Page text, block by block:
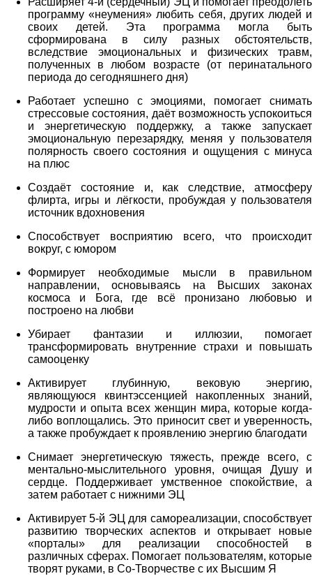
программу «неумения» любить себя, других людей и
своих детей. Эта программа могла быть
сформирована в силу разных обстоятельств,
вследствие эмоциональных и физических травм,
полученных в любом возрасте (от перинатального
периода до сегодняшнего дня)
Работает успешно с эмоциями, помогает снимать
стрессовые состояния, даёт возможность успокоиться
и энергетическую поддержку, а также запускает
эмоциональную перезарядку, меняя у пользователя
полярность своего состояния и ощущения с минуса
на плюс
Создаёт состояние и, как следствие, атмосферу
флирта, игры и лёгкости, пробуждая у пользователя
источник вдохновения
Способствует восприятию всего, что происходит
вокруг, с юмором
Формирует необходимые мысли в правильном
направлении, основываясь на Высших законах
космоса и Бога, где всё пронизано любовью и
построено на любви
Убирает фантазии и иллюзии, помогает
трансформировать внутренние страхи и повышать
самооценку
Активирует глубинную, вековую энергию,
являющуюся квинтэссенцией накопленных знаний,
мудрости и опыта всех женщин мира, которые когда-
либо воплощались. Это приносит свет и уверенность,
а также пробуждает к проявлению энергию благодати
Снимает энергетическую тяжесть, прежде всего, с
ментально-мыслительного уровня, очищая Душу и
сердце. Поддерживает умственное спокойствие, а
затем работает с нижними ЭЦ
Активирует 5-й ЭЦ для самореализации, способствует
развитию творческих аспектов и открывает новые
«порталы» для реализации способностей в
различных сферах. Помогает пользователям, которые
творят руками, в Со-Творчестве с их Высшим Я